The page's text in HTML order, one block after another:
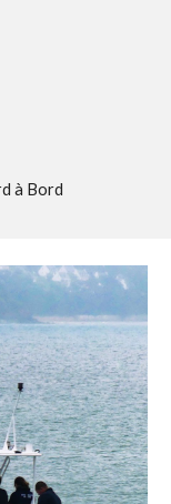
à Bord